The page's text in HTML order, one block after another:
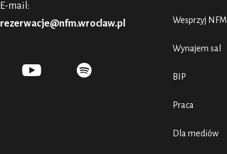
E-mail:
rezerwacje@nfm.wroclaw.pl
Wesprzyj NFM
Wynajem sal
BIP
Praca
Dla mediów